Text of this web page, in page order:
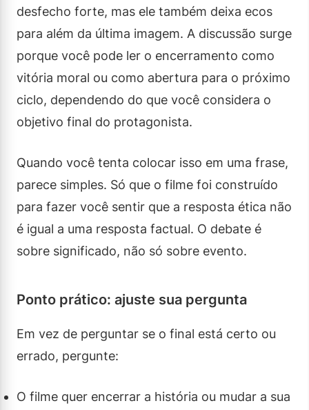
desfecho forte, mas ele também deixa ecos
para além da última imagem. A discussão surge
porque você pode ler o encerramento como
vitória moral ou como abertura para o próximo
ciclo, dependendo do que você considera o
objetivo final do protagonista.
Quando você tenta colocar isso em uma frase,
parece simples. Só que o filme foi construído
para fazer você sentir que a resposta ética não
é igual a uma resposta factual. O debate é
sobre significado, não só sobre evento.
Ponto prático: ajuste sua pergunta
Em vez de perguntar se o final está certo ou
errado, pergunte:
O filme quer encerrar a história ou mudar a sua